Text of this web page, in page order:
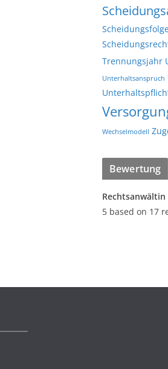
Trennungsjahr
Unterhaltsanspruch
Wechselmodell
Bewertung
5 based on 17